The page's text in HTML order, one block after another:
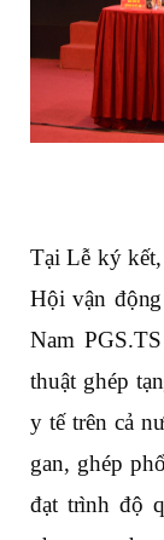
Tại Lễ ký
Hội vận
Nam
thuật ghép
y tế trên cả
gan, ghép
đạt trình độ